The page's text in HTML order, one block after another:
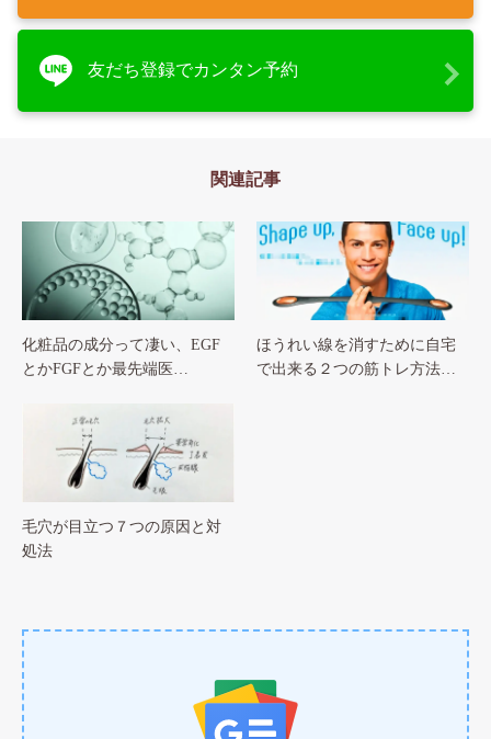
友だち登録でカンタン予約
関連記事
化粧品の成分って凄い、EGF
とかFGFとか最先端医…
ほうれい線を消すために自宅
で出来る２つの筋トレ方法…
毛穴が目立つ７つの原因と対
処法